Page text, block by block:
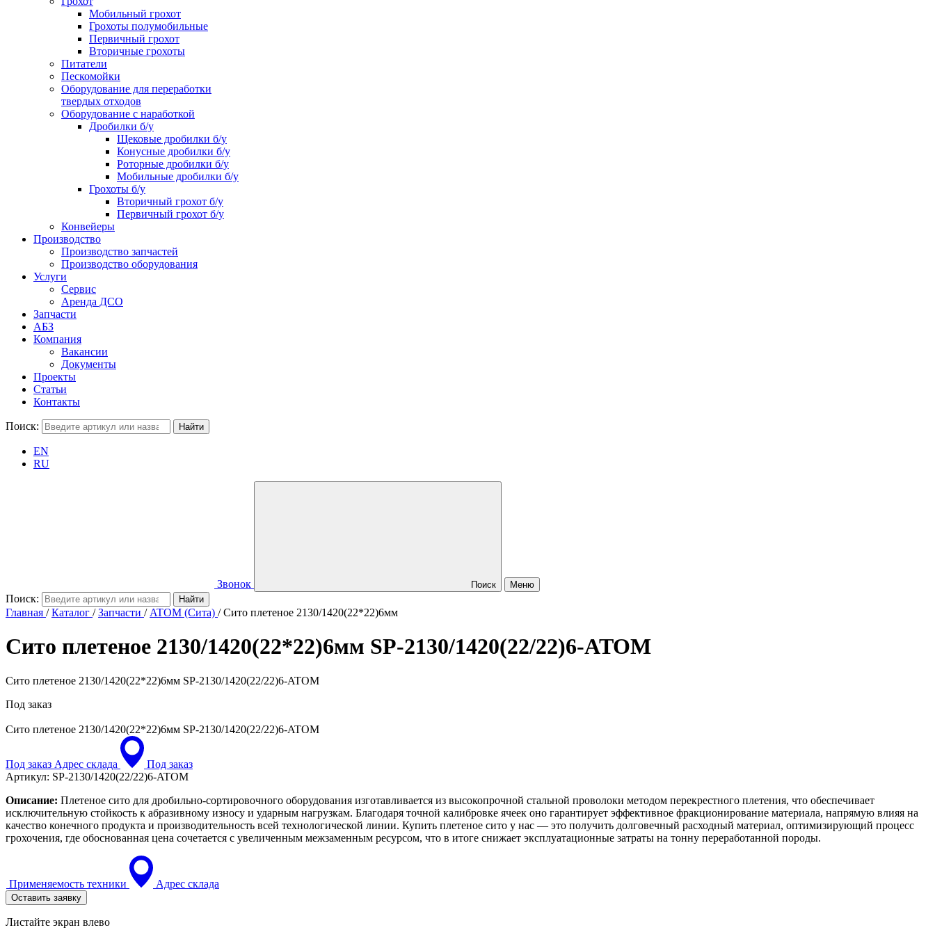
Мобильный грохот
Грохоты полумобильные
Первичный грохот
Вторичные грохоты
Питатели
Пескомойки
Оборудование для переработки
твердых отходов
Оборудование с наработкой
Дробилки б/у
Щековые дробилки б/у
Конусные дробилки б/у
Роторные дробилки б/у
Мобильные дробилки б/у
Грохоты б/у
Вторичный грохот б/у
Первичный грохот б/у
Конвейеры
Производство
Производство запчастей
Производство оборудования
Услуги
Сервис
Аренда ДСО
Запчасти
АБЗ
Компания
Вакансии
Документы
Проекты
Статьи
Контакты
Поиск:
EN
RU
Звонок Поиск Меню
Поиск:
Главная /Каталог /Запчасти / ATOM (Сита) /Сито плетеное 2130/1420(22*22)6мм
Сито плетеное 2130/1420(22*22)6мм SP-2130/1420(22/22)6-ATOM
Сито плетеное 2130/1420(22*22)6мм SP-2130/1420(22/22)6-ATOM
Под заказ
Сито плетеное 2130/1420(22*22)6мм SP-2130/1420(22/22)6-ATOM
Под заказ Адрес склада
Под заказ
Артикул: SP-2130/1420(22/22)6-ATOM
Описание: Плетеное сито для дробильно-сортировочного оборудования изготавливается из высокопрочной стальной проволоки методом перекрестного плетения, что обеспечивает
исключительную стойкость к абразивному износу и ударным нагрузкам. Благодаря точной калибровке ячеек оно гарантирует эффективное фракционирование материала, напрямую влияя на
качество конечного продукта и производительность всей технологической линии. Купить плетеное сито у нас — это получить долговечный расходный материал, оптимизирующий процесс
грохочения, где обоснованная цена сочетается с увеличенным межзаменным ресурсом, что в итоге снижает эксплуатационные затраты на тонну переработанной породы.
Применяемость техники Адрес склада
Оставить заявку
Листайте экран влево